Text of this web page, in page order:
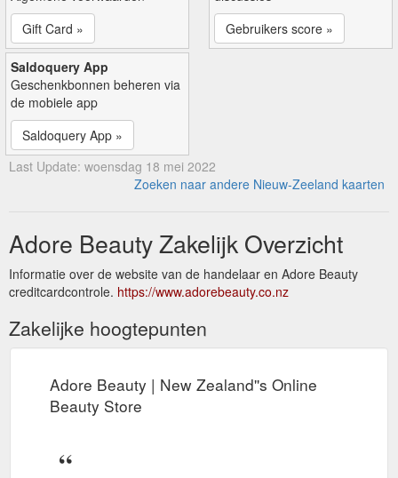
Gift Card »
Gebruikers score »
Saldoquery App
Geschenkbonnen beheren via
de mobiele app
Saldoquery App »
Last Update: woensdag 18 mei 2022
Zoeken naar andere Nieuw-Zeeland kaarten
Adore Beauty Zakelijk Overzicht
Informatie over de website van de handelaar en Adore Beauty
creditcardcontrole. https://www.adorebeauty.co.nz
Zakelijke hoogtepunten
Adore Beauty | New Zealand''s Online
Beauty Store